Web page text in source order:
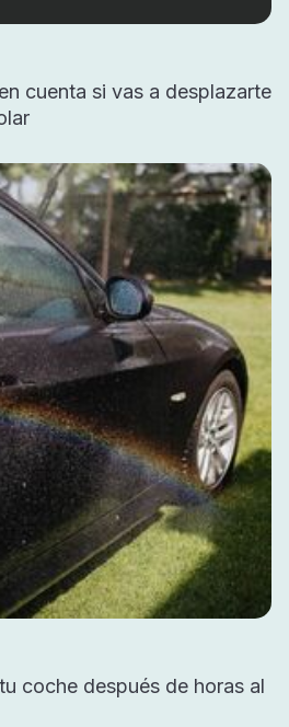
cuenta si vas a desplazarte
coche después de horas al